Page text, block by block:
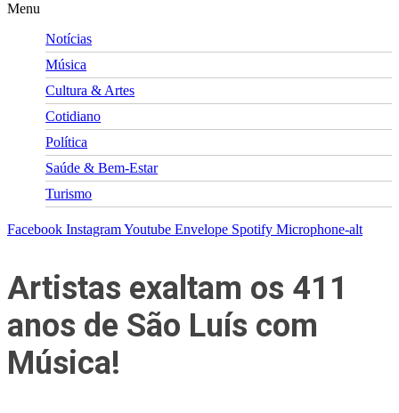
Menu
Notícias
Música
Cultura & Artes
Cotidiano
Política
Saúde & Bem-Estar
Turismo
Facebook InstagramYoutube Envelope Spotify Microphone-alt
Artistas exaltam os 411
anos de São Luís com
Música!